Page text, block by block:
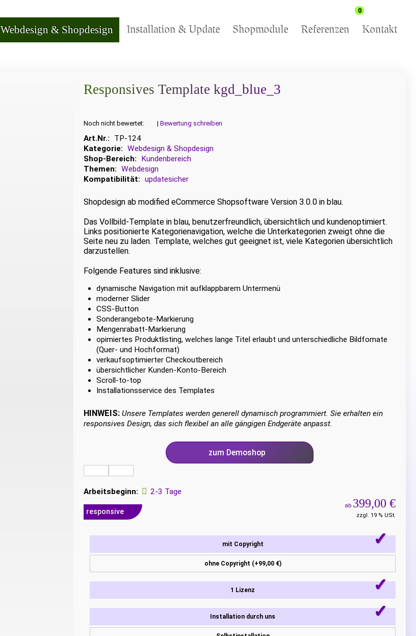
0
Webdesign & Shopdesign Installation & Update Shopmodule Referenzen Kontakt
Responsives Template kgd_blue_3
Noch nicht bewertet: | Bewertung schreiben
Art.Nr.:
TP-124
Kategorie: Webdesign & Shopdesign
Shop-Bereich:
Kundenbereich
Themen: Webdesign
Kompatibilität: updatesicher
Shopdesign ab modified eCommerce Shopsoftware Version 3.0.0 in blau.
Das Vollbild-Template in blau, benutzerfreundlich, übersichtlich und kundenoptimiert.
Links positionierte Kategorienavigation, welche die Unterkategorien zweigt ohne die
Seite neu zu laden. Template, welches gut geeignet ist, viele Kategorien übersichtlich
darzustellen.
Folgende Features sind inklusive:
dynamische Navigation mit aufklappbarem Untermenü
moderner Slider
CSS-Button
Sonderangebote-Markierung
Mengenrabatt-Markierung
opimiertes Produktlisting, welches lange Titel erlaubt und unterschiedliche Bildfomate
(Quer- und Hochformat)
verkaufsoptimierter Checkoutbereich
übersichtlicher Kunden-Konto-Bereich
Scroll-to-top
Installationsservice des Templates
HINWEIS: Unsere Templates werden generell dynamisch programmiert. Sie erhalten ein
responsives Design, das sich flexibel an alle gängigen Endgeräte anpasst.
zum Demoshop
Arbeitsbeginn: 2-3 Tage
responsive
ab 399,00 €
zzgl. 19 % USt.
mit Copyright
ohne Copyright (+99,00 €)
1 Lizenz
Installation durch uns